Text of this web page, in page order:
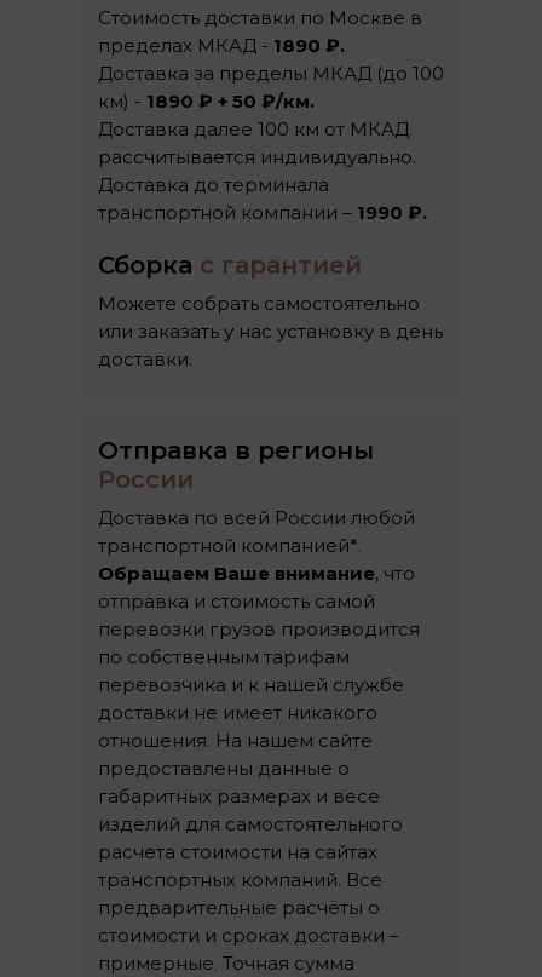
Стоимость доставки по Москве в
пределах МКАД - 1890 ₽.
Доставка за пределы МКАД (до 100
км) - 1890 ₽ + 50 ₽/км.
Доставка далее 100 км от МКАД
рассчитывается индивидуально.
Доставка до терминала
транспортной компании – 1990 ₽.
Сборка с гарантией
Можете собрать самостоятельно
или заказать у нас установку в день
доставки.
Доставка по всей России любой
транспортной компанией*.
Обращаем Ваше внимание, что
отправка и стоимость самой
перевозки грузов производится
по собственным тарифам
перевозчика и к нашей службе
доставки не имеет никакого
отношения. На нашем сайте
предоставлены данные о
габаритных размерах и весе
изделий для самостоятельного
расчета стоимости на сайтах
транспортных компаний. Все
предварительные расчёты о
стоимости и сроках доставки –
примерные. Точная сумма
Отправка в регионы
России